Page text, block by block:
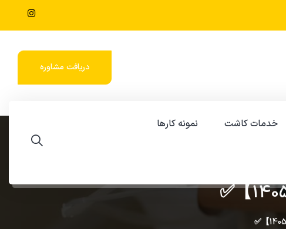
دریافت مشاوره
خدمات کاشت نمونه کارها